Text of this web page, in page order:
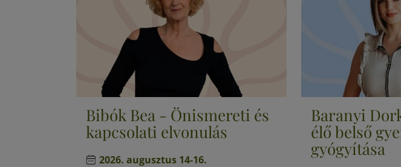
Bibók Bea - Önismereti és
kapcsolati elvonulás
2026. augusztus 14-16.
Baranyi
élő belső
gyógyítása